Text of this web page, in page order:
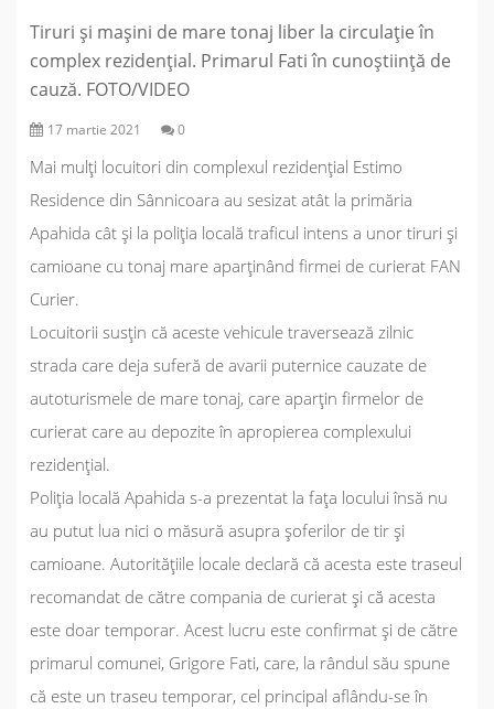
Tiruri și mașini de mare tonaj liber la circulație în
complex rezidențial. Primarul Fati în cunoștiință de
cauză. FOTO/VIDEO
17 martie 2021 0
Mai mulți locuitori din complexul rezidențial Estimo
Residence din Sânnicoara au sesizat atât la primăria
Apahida cât și la poliția locală traficul intens a unor tiruri și
camioane cu tonaj mare aparținând firmei de curierat FAN
Curier.
Locuitorii susțin că aceste vehicule traversează zilnic
strada care deja suferă de avarii puternice cauzate de
autoturismele de mare tonaj, care aparțin firmelor de
curierat care au depozite în apropierea complexului
rezidențial.
Poliția locală Apahida s-a prezentat la fața locului însă nu
au putut lua nici o măsură asupra șoferilor de tir și
camioane. Autoritățiile locale declară că acesta este traseul
recomandat de către compania de curierat și că acesta
este doar temporar. Acest lucru este confirmat și de către
primarul comunei, Grigore Fati, care, la rândul său spune
că este un traseu temporar, cel principal aflându-se în